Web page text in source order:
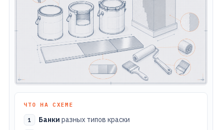
ЧТО НА СХЕМЕ
Банки разных типов краски